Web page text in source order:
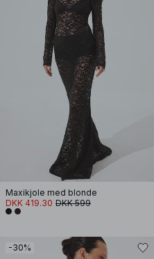
Maxikjole med blonde
DKK 419.30 DKK 599
-30%